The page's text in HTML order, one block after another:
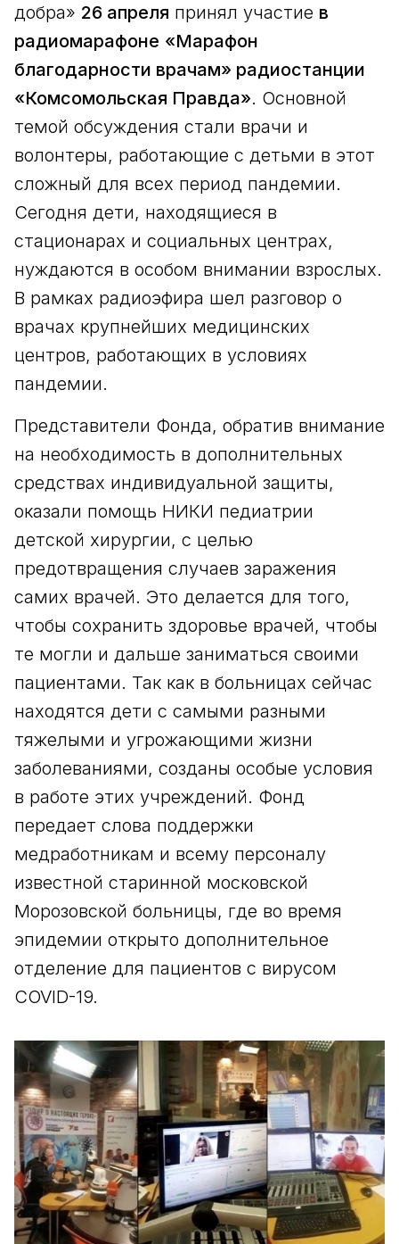
добра» 26 апреля принял участие в
радиомарафоне «Марафон
благодарности врачам» радиостанции
«Комсомольская Правда». Основной
темой обсуждения стали врачи и
волонтеры, работающие с детьми в этот
сложный для всех период пандемии.
Сегодня дети, находящиеся в
стационарах и социальных центрах,
нуждаются в особом внимании взрослых.
В рамках радиоэфира шел разговор о
врачах крупнейших медицинских
центров, работающих в условиях
пандемии.
Представители Фонда, обратив внимание
на необходимость в дополнительных
средствах индивидуальной защиты,
оказали помощь НИКИ педиатрии
детской хирургии, с целью
предотвращения случаев заражения
самих врачей. Это делается для того,
чтобы сохранить здоровье врачей, чтобы
те могли и дальше заниматься своими
пациентами. Так как в больницах сейчас
находятся дети с самыми разными
тяжелыми и угрожающими жизни
заболеваниями, созданы особые условия
в работе этих учреждений. Фонд
передает слова поддержки
медработникам и всему персоналу
известной старинной московской
Морозовской больницы, где во время
эпидемии открыто дополнительное
отделение для пациентов с вирусом
COVID-19.